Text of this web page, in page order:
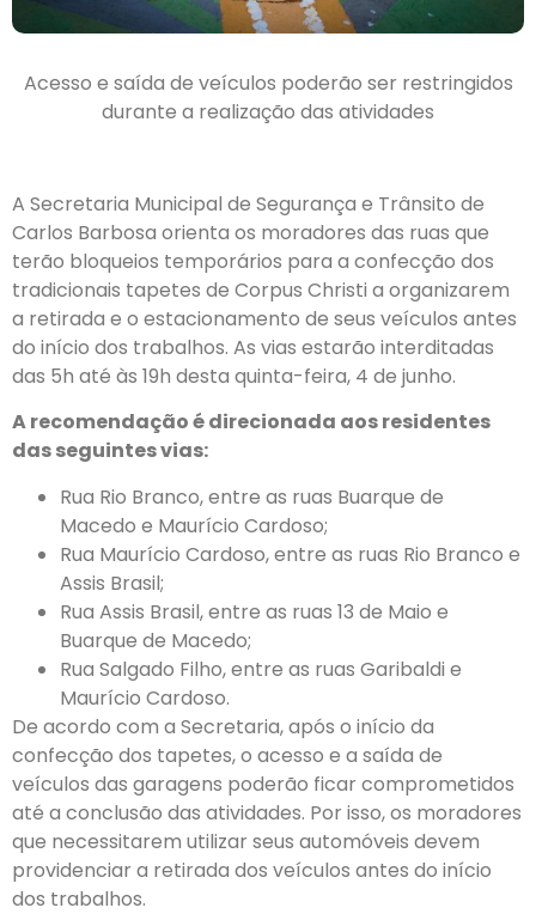
Acesso e saída de veículos poderão ser restringidos
durante a realização das atividades
A Secretaria Municipal de Segurança e Trânsito de
Carlos Barbosa orienta os moradores das ruas que
terão bloqueios temporários para a confecção dos
tradicionais tapetes de Corpus Christi a organizarem
a retirada e o estacionamento de seus veículos antes
do início dos trabalhos. As vias estarão interditadas
das 5h até às 19h desta quinta-feira, 4 de junho.
A recomendação é direcionada aos residentes
das seguintes vias:
Rua Rio Branco, entre as ruas Buarque de
Macedo e Maurício Cardoso;
Rua Maurício Cardoso, entre as ruas Rio Branco e
Assis Brasil;
Rua Assis Brasil, entre as ruas 13 de Maio e
Buarque de Macedo;
Rua Salgado Filho, entre as ruas Garibaldi e
Maurício Cardoso.
De acordo com a Secretaria, após o início da
confecção dos tapetes, o acesso e a saída de
veículos das garagens poderão ficar comprometidos
até a conclusão das atividades. Por isso, os moradores
que necessitarem utilizar seus automóveis devem
providenciar a retirada dos veículos antes do início
dos trabalhos.